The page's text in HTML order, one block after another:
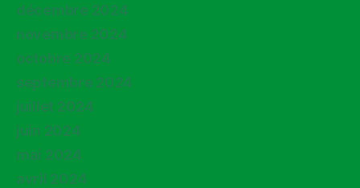
décembre 2024
novembre 2024
octobre 2024
septembre 2024
juillet 2024
juin 2024
mai 2024
avril 2024